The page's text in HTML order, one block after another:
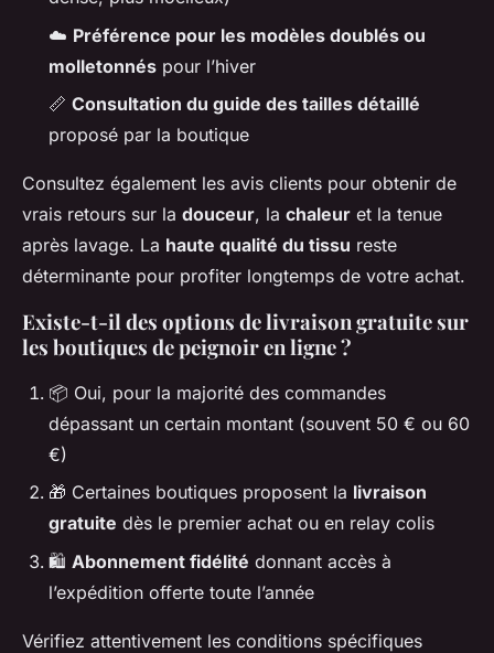
☁️ Préférence pour les modèles doublés ou
molletonnés pour l’hiver
📏 Consultation du guide des tailles détaillé
proposé par la boutique
Consultez également les avis clients pour obtenir de
vrais retours sur la douceur, la chaleur et la tenue
après lavage. La haute qualité du tissu reste
déterminante pour profiter longtemps de votre achat.
Existe-t-il des options de livraison gratuite sur
les boutiques de peignoir en ligne ?
📦 Oui, pour la majorité des commandes
dépassant un certain montant (souvent 50 € ou 60
€)
🎁 Certaines boutiques proposent la livraison
gratuite dès le premier achat ou en relay colis
🛍️ Abonnement fidélité donnant accès à
l’expédition offerte toute l’année
Vérifiez attentivement les conditions spécifiques